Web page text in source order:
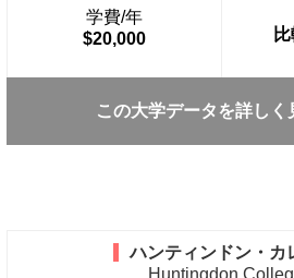
学費/年
$20,000
この大学データを詳し
ハンティンドン・カ
Huntingdon